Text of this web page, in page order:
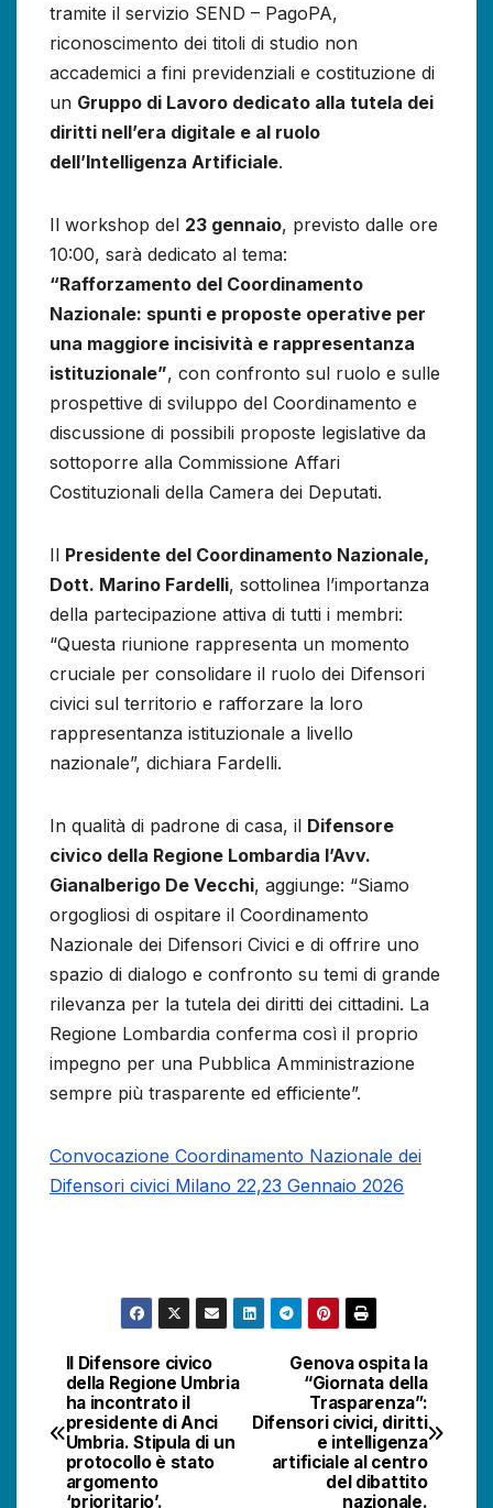
tramite il servizio SEND – PagoPA,
riconoscimento dei titoli di studio non
accademici a fini previdenziali e costituzione di
un Gruppo di Lavoro dedicato alla tutela dei
diritti nell’era digitale e al ruolo
dell’Intelligenza Artificiale.
Il workshop del 23 gennaio, previsto dalle ore
10:00, sarà dedicato al tema:
“Rafforzamento del Coordinamento
Nazionale: spunti e proposte operative per
una maggiore incisività e rappresentanza
istituzionale”, con confronto sul ruolo e sulle
prospettive di sviluppo del Coordinamento e
discussione di possibili proposte legislative da
sottoporre alla Commissione Affari
Costituzionali della Camera dei Deputati.
Il Presidente del Coordinamento Nazionale,
Dott. Marino Fardelli, sottolinea l’importanza
della partecipazione attiva di tutti i membri:
“Questa riunione rappresenta un momento
cruciale per consolidare il ruolo dei Difensori
civici sul territorio e rafforzare la loro
rappresentanza istituzionale a livello
nazionale”, dichiara Fardelli.
In qualità di padrone di casa, il Difensore
civico della Regione Lombardia l’Avv.
Gianalberigo De Vecchi, aggiunge: “Siamo
orgogliosi di ospitare il Coordinamento
Nazionale dei Difensori Civici e di offrire uno
spazio di dialogo e confronto su temi di grande
rilevanza per la tutela dei diritti dei cittadini. La
Regione Lombardia conferma così il proprio
impegno per una Pubblica Amministrazione
sempre più trasparente ed efficiente”.
Convocazione Coordinamento Nazionale dei
Difensori civici Milano 22,23 Gennaio 2026
Navigazione
articoli
Genova ospita la
“Giornata della
Trasparenza”:
Difensori civici, diritti
e intelligenza
artificiale al centro
del dibattito
nazionale.
Il Difensore civico
della Regione Umbria
ha incontrato il
presidente di Anci
Umbria. Stipula di un
protocollo è stato
argomento
‘prioritario’.